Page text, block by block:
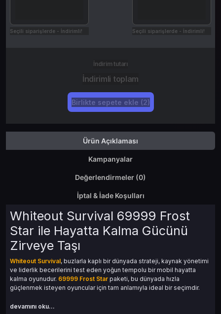
Seçili siparişlerde - İndirimli! Seçili siparişlerde - İndirimli!
İndirim tutarı
İndirimli toplam
Birlikte sepete ekle (2)
Ürün Açıklaması
Kampanyalar
Değerlendirmeler (0)
İptal & İade Koşulları
Whiteout Survival 69999 Frost
Star ile Hayatta Kalma Gücünü
Zirveye Taşı
Whiteout Survival, buzlarla kaplı bir dünyada strateji, kaynak yönetimi
ve liderlik becerilerini test eden yoğun tempolu bir mobil hayatta
kalma oyunudur. 69999 Frost Star paketi, bu dünyada hızla
güçlenmek isteyen oyuncular için tam anlamıyla ideal bir seçimdir.
devamını oku...